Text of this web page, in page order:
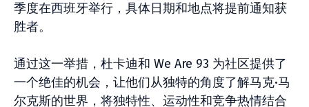
季度在西班牙举行，具体日期和地点将提前通知获
胜者。
通过这一举措，杜卡迪和 We Are 93 为社区提供了
一个绝佳的机会，让他们从独特的角度了解马克·马
尔克斯的世界，将独特性、运动性和竞争热情结合